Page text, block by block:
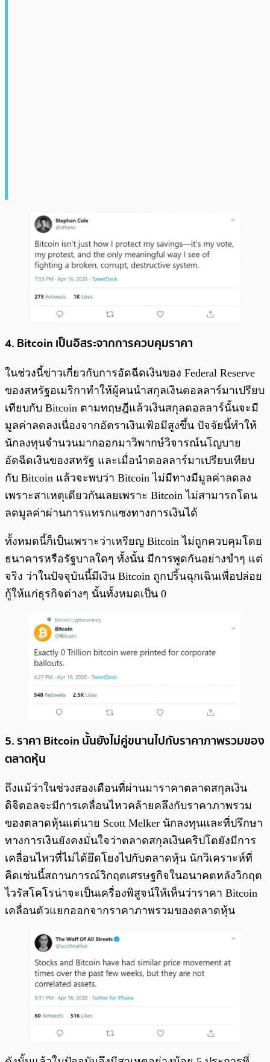
4. Bitcoin เป็นอิสระจากการควบคุมราคา
ในช่วงนี้ข่าวเกี่ยวกับการอัดฉีดเงินของ Federal Reserve
ของสหรัฐอเมริกาทำให้ผู้คนนำสกุลเงินดอลลาร์มาเปรียบ
เทียบกับ Bitcoin ตามทฤษฎีแล้วเงินสกุลดอลลาร์นั้นจะมี
มูลค่าลดลงเนื่องจากอัตราเงินเฟ้อมีสูงขึ้น ปัจจัยนี้ทำให้
นักลงทุนจำนวนมากออกมาวิพากษ์วิจารณ์นโญบาย
อัดฉีดเงินของสหรัฐ และเมื่อนำดอลลาร์มาเปรียบเทียบ
กับ Bitcoin แล้วจะพบว่า Bitcoin ไม่มีทางมีมูลค่าลดลง
เพราะสาเหตุเดียวกันเลยเพราะ Bitcoin ไม่สามารถโดน
ลดมูลค่าผ่านการแทรกแซงทางการเงินได้
ทั้งหมดนี้ก็เป็นเพราะว่าเหรียญ Bitcoin ไม่ถูกควบคุมโดย
ธนาคารหรือรัฐบาลใดๆ ทั้งนั้น มีการพูดกันอย่างขำๆ แต่
จริง ว่าในปัจจุบันนี้มีเงิน Bitcoin ถูกปริ้นฉุกเฉินเพื่อปล่อย
กู้ให้แก่ธุรกิจต่างๆ นั้นทั้งหมดเป็น 0
5. ราคา Bitcoin นั้นยังไม่คู่ขนานไปกับราคาภาพรวมของ
ตลาดหุ้น
ถึงแม้ว่าในช่วงสองเดือนที่ผ่านมาราคาตลาดสกุลเงิน
ดิจิตอลจะมีการเคลื่อนไหวคล้ายคลึงกับราคาภาพรวม
ของตลาดหุ้นแต่นาย Scott Melker นักลงทุนและที่ปรึกษา
ทางการเงินยังคงมั่นใจว่าตลาดสกุลเงินคริปโตยังมีการ
เคลื่อนไหวที่ไม่ได้ยึดโยงไปกับตลาดหุ้น นักวิเคราะห์ที่
คิดเช่นนี้สถานการณ์วิกฤตเศรษฐกิจในอนาคตหลังวิกฤต
ไวรัสโคโรน่าจะเป็นเครื่องพิสูจน์ให้เห็นว่าราคา Bitcoin
เคลื่อนตัวแยกออกจากราคาภาพรวมของตลาดหุ้น